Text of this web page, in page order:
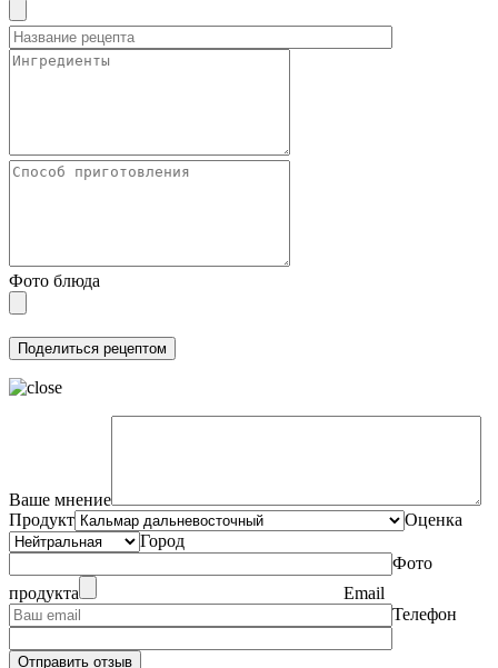
Фото блюда
Ваше мнение
Продукт
Оценка
Город
Фото
продукта
Email
Телефон